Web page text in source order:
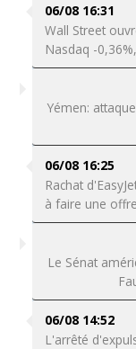
06/08 16:31
Wall Street
Nasdaq -
Yémen:
06/08 16:25
Rachat
à faire une
Le Sénat
06/08 14:52
L'arrêté